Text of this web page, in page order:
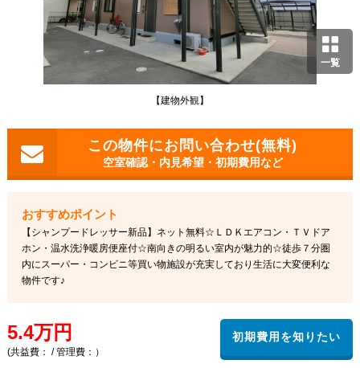
一覧
【建物外観】
空室確認・内見希望・初期費用など
【シャンプードレッサー新品】ネット無料☆ＬＤＫエアコン・ＴＶドア
ホン・温水洗浄暖房便座付☆南向きの明るい室内が魅力的☆徒歩７分圏
内にスーパー・コンビニ等買い物施設が充実しており生活に大変便利な
物件です♪
5.4万円
(共益費： / 管理費：）